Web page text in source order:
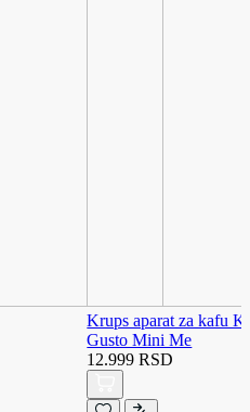
Krups aparat za kafu
Gusto Mini Me
12.999 RSD